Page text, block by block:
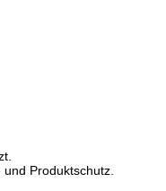
Produktschutz.